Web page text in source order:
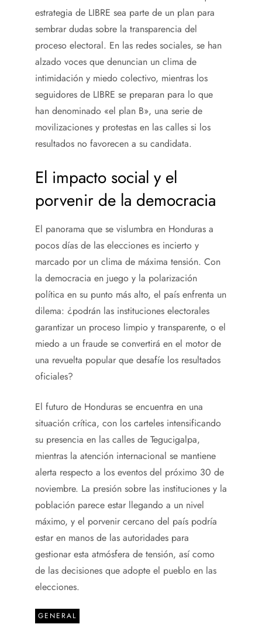
estrategia de LIBRE sea parte de un plan para
sembrar dudas sobre la transparencia del
proceso electoral. En las redes sociales, se han
alzado voces que denuncian un clima de
intimidación y miedo colectivo, mientras los
seguidores de LIBRE se preparan para lo que
han denominado «el plan B», una serie de
movilizaciones y protestas en las calles si los
resultados no favorecen a su candidata.
El impacto social y el
porvenir de la democracia
El panorama que se vislumbra en Honduras a
pocos días de las elecciones es incierto y
marcado por un clima de máxima tensión. Con
la democracia en juego y la polarización
política en su punto más alto, el país enfrenta un
dilema: ¿podrán las instituciones electorales
garantizar un proceso limpio y transparente, o el
miedo a un fraude se convertirá en el motor de
una revuelta popular que desafíe los resultados
oficiales?
El futuro de Honduras se encuentra en una
situación crítica, con los carteles intensificando
su presencia en las calles de Tegucigalpa,
mientras la atención internacional se mantiene
alerta respecto a los eventos del próximo 30 de
noviembre. La presión sobre las instituciones y la
población parece estar llegando a un nivel
máximo, y el porvenir cercano del país podría
estar en manos de las autoridades para
gestionar esta atmósfera de tensión, así como
de las decisiones que adopte el pueblo en las
elecciones.
GENERAL